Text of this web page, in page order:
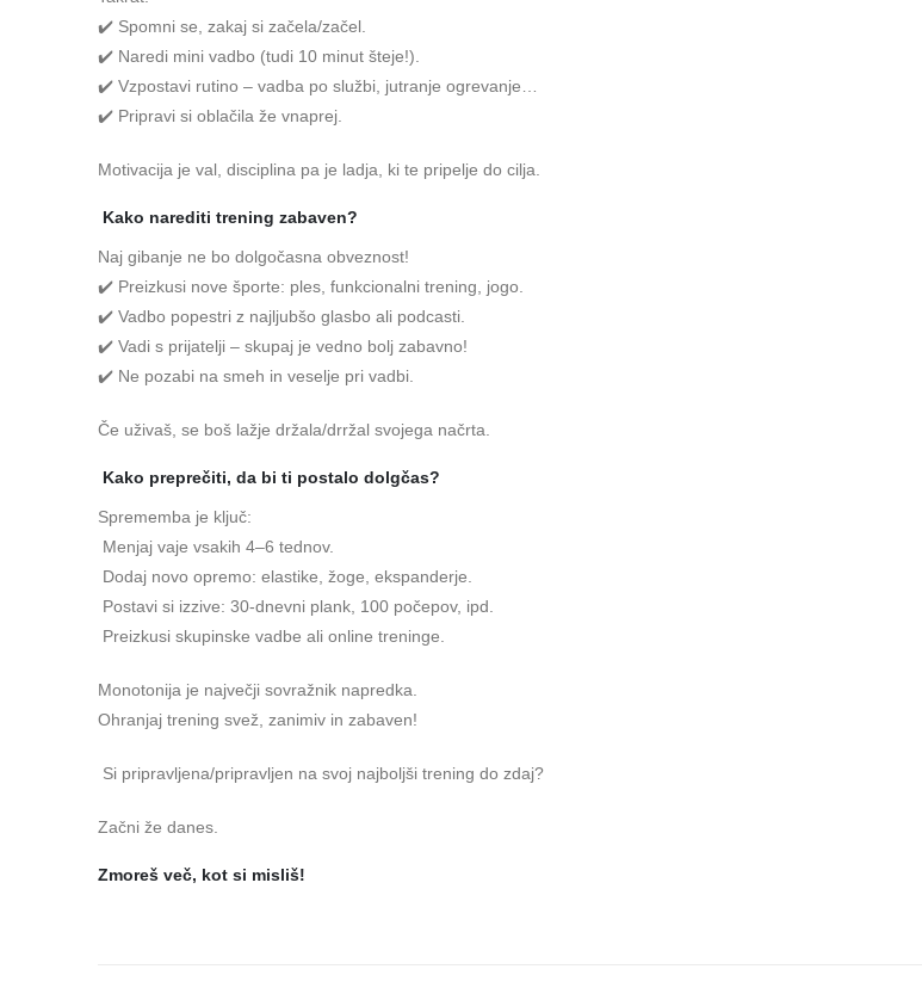
✔️ Spomni se, zakaj si začela/začel.
✔️ Naredi mini vadbo (tudi 10 minut šteje!).
✔️ Vzpostavi rutino – vadba po službi, jutranje ogrevanje…
✔️ Pripravi si oblačila že vnaprej.
Motivacija je val, disciplina pa je ladja, ki te pripelje do cilja.
Kako narediti trening zabaven?
Naj gibanje ne bo dolgočasna obveznost!
✔️ Preizkusi nove športe: ples, funkcionalni trening, jogo.
✔️ Vadbo popestri z najljubšo glasbo ali podcasti.
✔️ Vadi s prijatelji – skupaj je vedno bolj zabavno!
✔️ Ne pozabi na smeh in veselje pri vadbi.
Če uživaš, se boš lažje držala/drržal svojega načrta.
Kako preprečiti, da bi ti postalo dolgčas?
Sprememba je ključ:
Menjaj vaje vsakih 4–6 tednov.
Dodaj novo opremo: elastike, žoge, ekspanderje.
Postavi si izzive: 30-dnevni plank, 100 počepov, ipd.
Preizkusi skupinske vadbe ali online treninge.
Monotonija je največji sovražnik napredka.
Ohranjaj trening svež, zanimiv in zabaven!
Si pripravljena/pripravljen na svoj najboljši trening do zdaj?
Začni že danes.
Zmoreš več, kot si misliš!